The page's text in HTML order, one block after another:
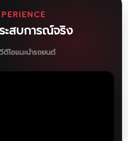
สบการณ์จริง
วีดีโอแนะนำรถยนต์